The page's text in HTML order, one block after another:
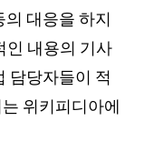
대응을 하지
인 내용의 기사
담당자들이 적
위키피디아에